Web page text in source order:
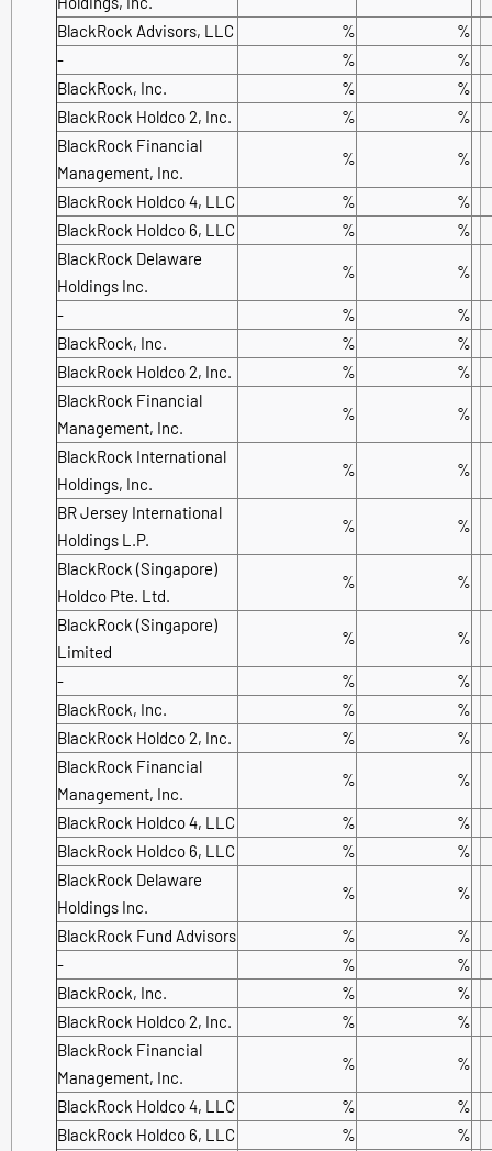
BlackRock Advisors, LLC
%
%
-
%
%
BlackRock, Inc.
%
%
BlackRock Holdco 2, Inc.
%
%
BlackRock Financial
Management, Inc.
% %
BlackRock Holdco 4, LLC %
%
BlackRock Holdco 6, LLC
%
%
BlackRock Delaware
Holdings Inc.
% %
- %
%
BlackRock, Inc.
%
%
BlackRock Holdco 2, Inc.
%
%
BlackRock Financial
Management, Inc.
% %
BlackRock International
Holdings, Inc.
% %
BR Jersey International
Holdings L.P.
% %
BlackRock (Singapore)
Holdco Pte. Ltd.
% %
BlackRock (Singapore)
Limited
% %
- %
%
BlackRock, Inc.
%
%
BlackRock Holdco 2, Inc.
%
%
BlackRock Financial
Management, Inc.
% %
BlackRock Holdco 4, LLC %
%
BlackRock Holdco 6, LLC
%
%
BlackRock Delaware
Holdings Inc.
% %
BlackRock Fund Advisors %
%
-
%
%
BlackRock, Inc.
%
%
BlackRock Holdco 2, Inc.
%
%
BlackRock Financial
Management, Inc.
% %
BlackRock Holdco 4, LLC %
%
BlackRock Holdco 6, LLC
%
%